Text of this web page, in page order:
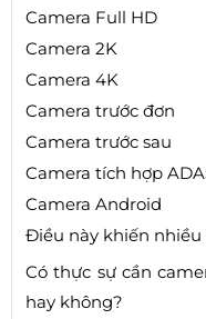
Camera Full HD
Camera 2K
Camera 4K
Camera trước đơn
Camera trước sau
Camera tích hợp
Camera Android
Điều này khiến nhiều
Có thực sự cần
hay không?